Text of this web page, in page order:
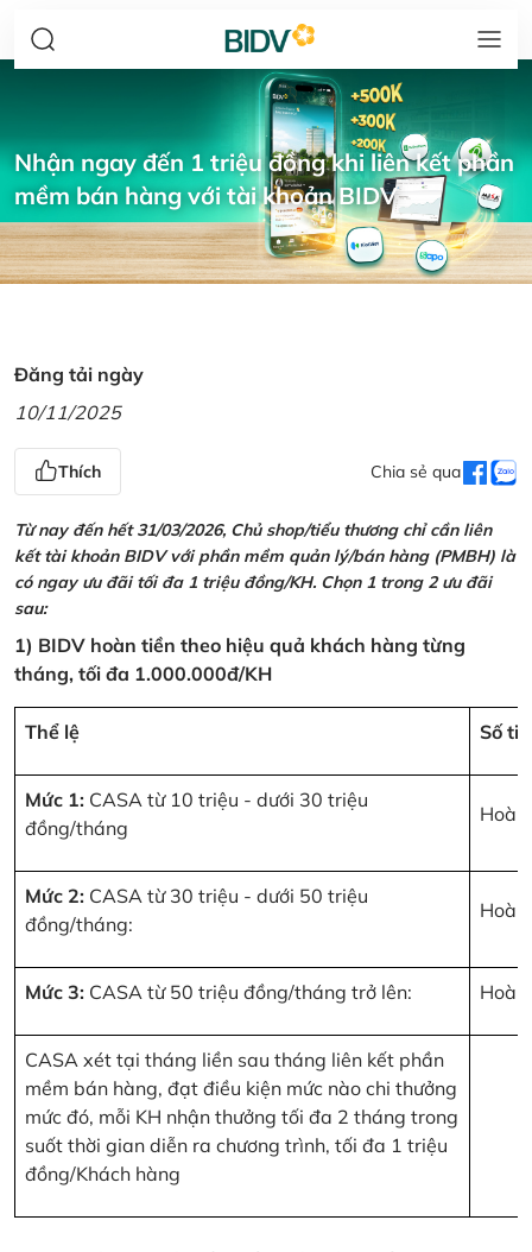
Nhận ngay đến 1 triệu đồng khi liên kết phần
mềm bán hàng với tài khoản BIDV
Đăng tải ngày
10/11/2025
Thích Chia sẻ qua
Từ nay đến hết 31/03/2026, Chủ shop/tiểu thương chỉ cần liên
kết tài khoản BIDV với phần mềm quản lý/bán hàng (PMBH) là
có ngay ưu đãi tối đa 1 triệu đồng/KH. Chọn 1 trong 2 ưu đãi
sau:
1) BIDV hoàn tiền theo hiệu quả khách hàng từng
tháng, tối đa 1.000.000đ/KH
Thể lệ Số
Mức 1: CASA từ 10 triệu - dưới 30 triệu
đồng/tháng
Mức 2: CASA từ 30 triệu - dưới 50 triệu
đồng/tháng:
Mức 3: CASA từ 50 triệu đồng/tháng trở lên:
CASA xét tại tháng liền sau tháng liên kết phần
mềm bán hàng, đạt điều kiện mức nào chi thưởng
mức đó, mỗi KH nhận thưởng tối đa 2 tháng trong
suốt thời gian diễn ra chương trình, tối đa 1 triệu
đồng/Khách hàng